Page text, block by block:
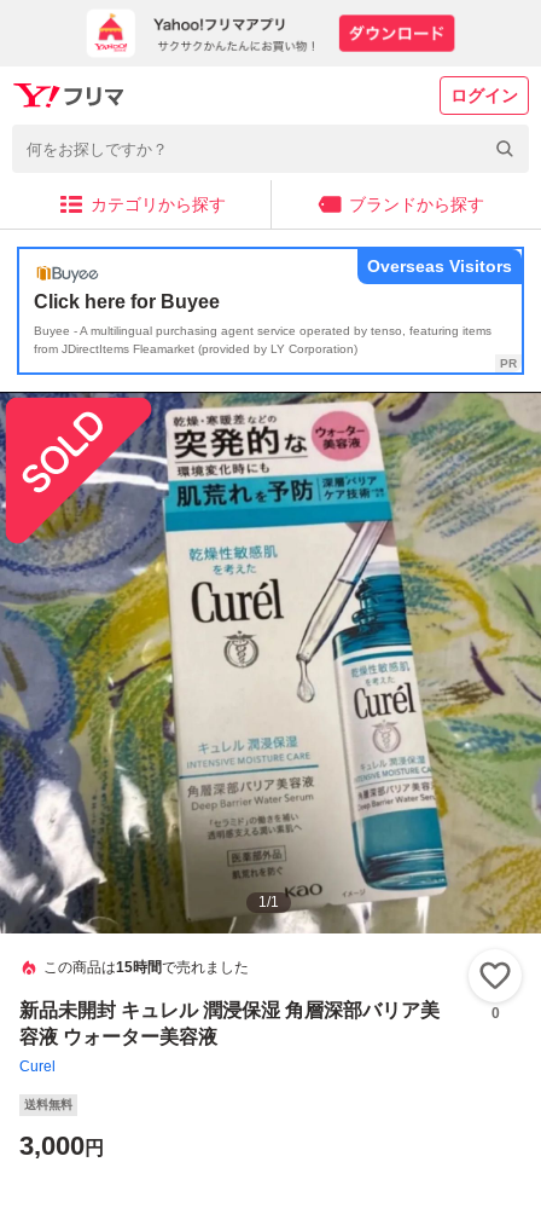
ログイン
カテゴリから探す ブランドから探す
Click here for Buyee
Buyee - A multilingual purchasing agent service operated by tenso, featuring items
from JDirectItems Fleamarket (provided by LY Corporation)
Overseas Visitors
1/1
この商品は15時間で売れました
新品未開封 キュレル 潤浸保湿 角層深部バリア美
容液 ウォーター美容液
Curel
0
送料無料
3,000円